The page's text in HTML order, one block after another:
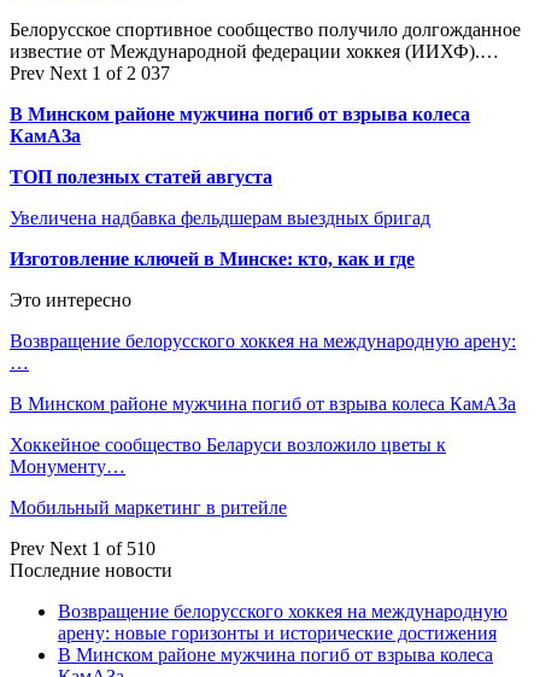
Белорусское спортивное сообщество получило долгожданное
известие от Международной федерации хоккея (ИИХФ).…
Prev Next 1 of 2 037
В Минском районе мужчина погиб от взрыва колеса
КамАЗа
ТОП полезных статей августа
Увеличена надбавка фельдшерам выездных бригад
Изготовление ключей в Минске: кто, как и где
Это интересно
Возвращение белорусского хоккея на международную арену:
…
В Минском районе мужчина погиб от взрыва колеса КамАЗа
Хоккейное сообщество Беларуси возложило цветы к
Монументу…
Мобильный маркетинг в ритейле
Prev Next 1 of 510
Последние новости
Возвращение белорусского хоккея на международную
арену: новые горизонты и исторические достижения
В Минском районе мужчина погиб от взрыва колеса